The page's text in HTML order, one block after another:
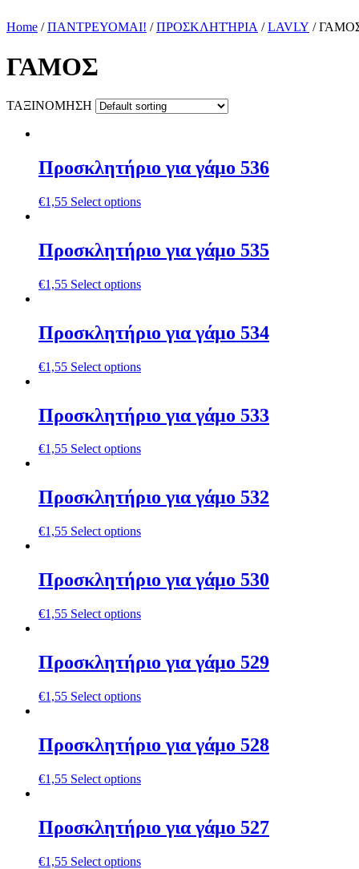
Home /ΠΑΝΤΡΕΥΟΜΑΙ! /ΠΡΟΣΚΛΗΤΉΡΙΑ /LAVLY /
ΓΑΜΟΣ
ΤΑΞΙΝΟΜΗΣΗ
Προσκλητήριο για γάμο 536
€1,55 Select options
Προσκλητήριο για γάμο 535
€1,55 Select options
Προσκλητήριο για γάμο 534
€1,55 Select options
Προσκλητήριο για γάμο 533
€1,55 Select options
Προσκλητήριο για γάμο 532
€1,55 Select options
Προσκλητήριο για γάμο 530
€1,55 Select options
Προσκλητήριο για γάμο 529
€1,55 Select options
Προσκλητήριο για γάμο 528
€1,55 Select options
Προσκλητήριο για γάμο 527
€1,55 Select options